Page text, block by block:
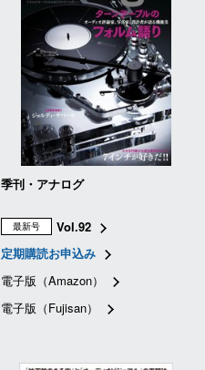
季刊・アナログ
最新号
Vol.92
定期購読お申込み
電子版（Amazon）
電子版（Fujisan）